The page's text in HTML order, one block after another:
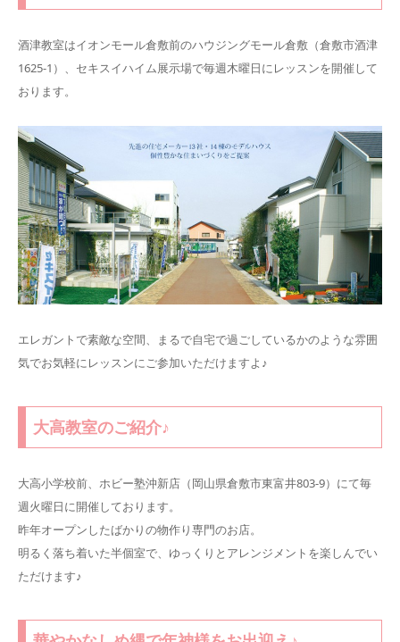
酒津教室はイオンモール倉敷前のハウジングモール倉敷（倉敷市酒津
1625-1）、セキスイハイム展示場で毎週木曜日にレッスンを開催して
おります。
エレガントで素敵な空間、まるで自宅で過ごしているかのような雰囲
気でお気軽にレッスンにご参加いただけますよ♪
大高教室のご紹介♪
大高小学校前、ホビー塾沖新店（岡山県倉敷市東富井803-9）にて毎
週火曜日に開催しております。
昨年オープンしたばかりの物作り専門のお店。
明るく落ち着いた半個室で、ゆっくりとアレンジメントを楽しんでい
ただけます♪